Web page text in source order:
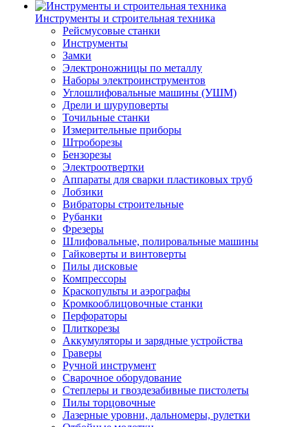
Инструменты и строительная техника
Рейсмусовые станки
Инструменты
Замки
Электроножницы по металлу
Наборы электроинструментов
Углошлифовальные машины (УШМ)
Дрели и шуруповерты
Точильные станки
Измерительные приборы
Штроборезы
Бензорезы
Электроотвертки
Аппараты для сварки пластиковых труб
Лобзики
Вибраторы строительные
Рубанки
Фрезеры
Шлифовальные, полировальные машины
Гайковерты и винтоверты
Пилы дисковые
Компрессоры
Краскопульты и аэрографы
Кромкооблицовочные станки
Перфораторы
Плиткорезы
Аккумуляторы и зарядные устройства
Граверы
Ручной инструмент
Сварочное оборудование
Степлеры и гвоздезабивные пистолеты
Пилы торцовочные
Лазерные уровни, дальномеры, рулетки